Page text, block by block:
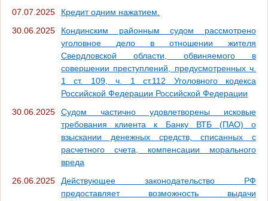
07.07.2025
Кредит одним нажатием.
30.06.2025
Кондинским районным судом рассмотрено
уголовное дело в отношении жителя
Свердловской области, обвиняемого в
совершении преступлений, предусмотренных ч.
1 ст. 109, ч. 1 ст.112 Уголовного кодекса
Российской Федерации Российской Федерации
30.06.2025
Судом частично удовлетворены исковые
требования клиента к Банку ВТБ (ПАО) о
взыскании денежных средств, списанных с
расчетного счета, компенсации морального
вреда
26.06.2025
Действующее законодательство РФ
предоставляет возможность выдачи